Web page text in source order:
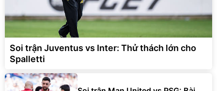
Soi trận Juventus vs Inter: Thử thách lớn cho
Spalletti